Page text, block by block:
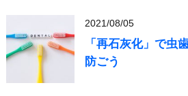
2021/08/05
「再石灰化」で虫
防ごう